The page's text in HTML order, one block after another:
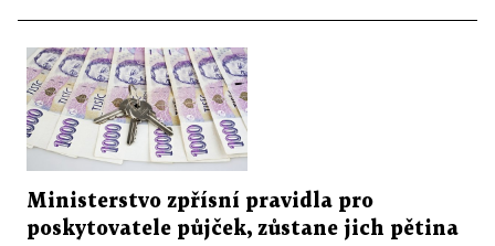
Ministerstvo zpřísní pravidla pro
poskytovatele půjček, zůstane jich pětina